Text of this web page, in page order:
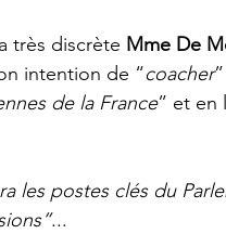
très discrète Mme De
intention de “coacher
de la France” et en
les postes clés du
...